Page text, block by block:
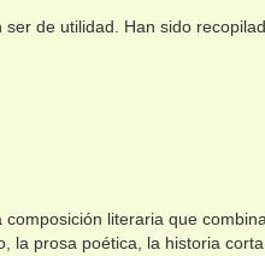
de utilidad. Han sido
literaria que
la prosa poética, la historia